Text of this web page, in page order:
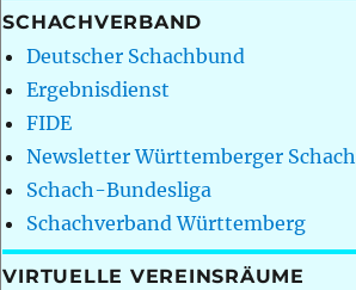
SCHACHVERBAND
Deutscher Schachbund
Ergebnisdienst
FIDE
Newsletter Württemberger Schach
Schach-Bundesliga
Schachverband Württemberg
VIRTUELLE VEREINSRÄUME